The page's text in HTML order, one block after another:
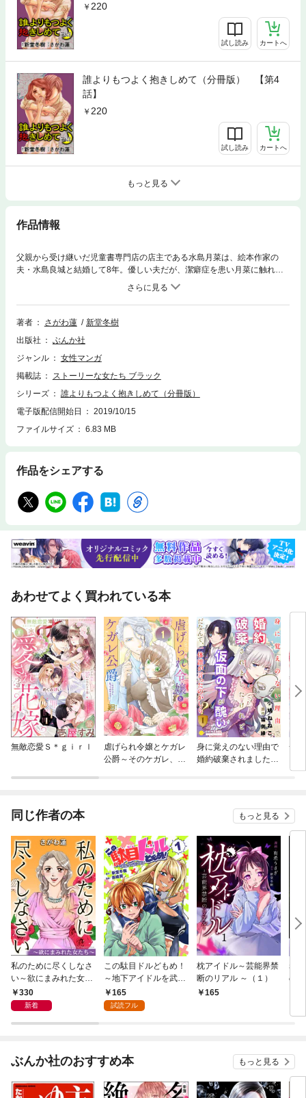
220
試し読み カートへ
誰よりもつよく抱きしめて（分冊版） 【第4
話】
220
試し読み カートへ
もっと見る
作品情報
父親から受け継いだ児童書専門店の店主である水島月菜は、絵本作家の
夫・水島良城と結婚して8年。優しい夫だが、潔癖症を患い月菜に触れる
こともできず、月菜は内心寂しさを募らせていた。そんなある日、店を訪
れた青年が携帯電話を置き忘れた。着信音に持ち主からだと思った月菜が
電話に出て聞いたのは、ある女からの別れ話だった──。セックスレスの
夫婦を通じて、結婚生活の意義を問う新堂冬樹の純愛小説をコミカライズ
録されています。重複購入にご注意ください。
著者 さがわ蓮
新堂冬樹
出版社
ぶんか社
ジャンル
女性マンガ
掲載誌
ストーリーな女たち ブラック
シリーズ
誰よりもつよく抱きしめて（分冊版）
電子版配信開始日
2019/10/15
ファイルサイズ
6.83 MB
作品をシェアする
あわせてよく買われている本
無敵恋愛Ｓ＊ｇｉｒｌ
虐げられ令嬢とケガレ
公爵～そのケガレ、払
身に覚えのない理由で
婚約破棄されましたけ
一
爵
同じ作者の本 もっと見る
私のために尽くしなさ
い～欲にまみれた女た
ち～330
新着
この駄目ドルどもめ！
～地下アイドルを武道
館に立たせないと、ギ
ャル社長に僕の内臓売
165
試読フル
枕アイドル～芸能界禁
断のリアル ～（１）
165
罪
の
ぶんか社のおすすめ本 もっと見る